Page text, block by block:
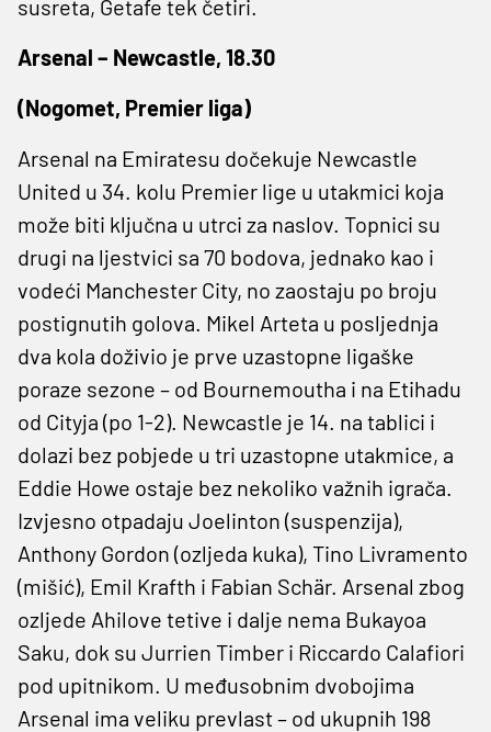
susreta, Getafe tek četiri.
Arsenal – Newcastle, 18.30
(Nogomet, Premier liga)
Arsenal na Emiratesu dočekuje Newcastle
United u 34. kolu Premier lige u utakmici koja
može biti ključna u utrci za naslov. Topnici su
drugi na ljestvici sa 70 bodova, jednako kao i
vodeći Manchester City, no zaostaju po broju
postignutih golova. Mikel Arteta u posljednja
dva kola doživio je prve uzastopne ligaške
poraze sezone – od Bournemoutha i na Etihadu
od Cityja (po 1-2). Newcastle je 14. na tablici i
dolazi bez pobjede u tri uzastopne utakmice, a
Eddie Howe ostaje bez nekoliko važnih igrača.
Izvjesno otpadaju Joelinton (suspenzija),
Anthony Gordon (ozljeda kuka), Tino Livramento
(mišić), Emil Krafth i Fabian Schär. Arsenal zbog
ozljede Ahilove tetive i dalje nema Bukayoa
Saku, dok su Jurrien Timber i Riccardo Calafiori
pod upitnikom. U međusobnim dvobojima
Arsenal ima veliku prevlast – od ukupnih 198